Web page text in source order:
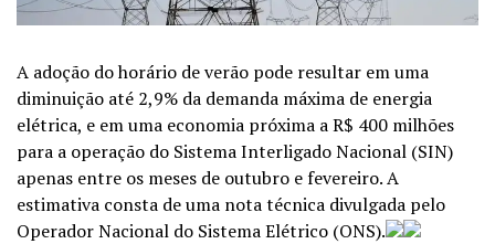
A adoção do horário de verão pode resultar em uma
diminuição até 2,9% da demanda máxima de energia
elétrica, e em uma economia próxima a R$ 400 milhões
para a operação do Sistema Interligado Nacional (SIN)
apenas entre os meses de outubro e fevereiro. A
estimativa consta de uma nota técnica divulgada pelo
Operador Nacional do Sistema Elétrico (ONS).